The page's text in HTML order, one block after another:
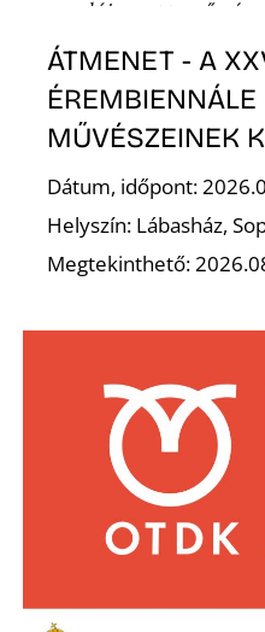
ÁTMENET - A
ÉREMBIENNÁLE
MŰVÉSZEINEK
Dátum, időpont:
Helyszín: Lábasház,
Megtekinthető: